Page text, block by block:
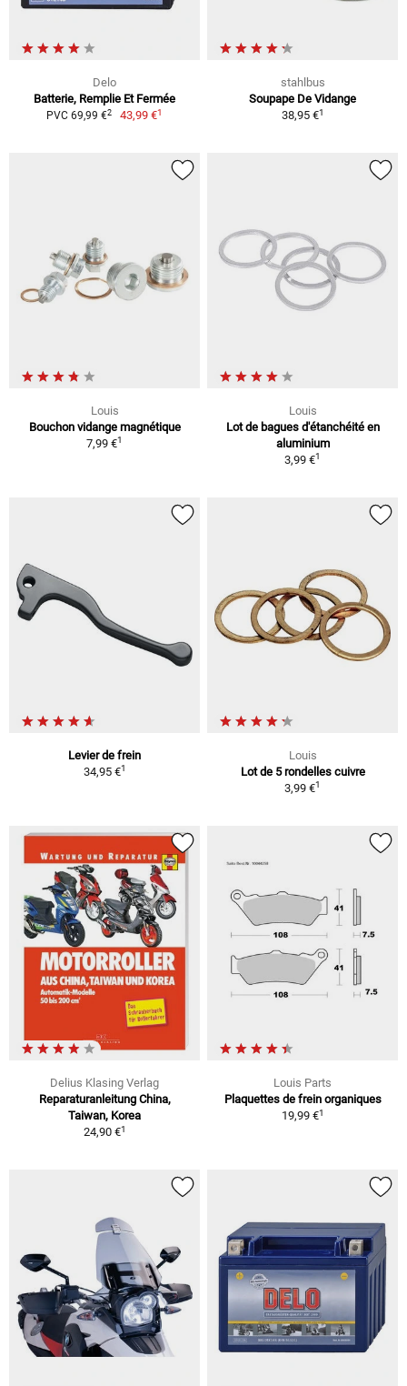
Delo
Batterie, Remplie Et Fermée
PVC 69,99 €2 43,99 €1
stahlbus
Soupape De Vidange
38,95 €1
Louis
Bouchon vidange magnétique
7,99 €1
Louis
Lot de bagues d'étanchéité en
aluminium
3,99 €1
Levier de frein
34,95 €1
Louis
Lot de 5 rondelles cuivre
3,99 €1
Delius Klasing Verlag
Reparaturanleitung China,
Taiwan, Korea
24,90 €1
Louis Parts
Plaquettes de frein organiques
19,99 €1